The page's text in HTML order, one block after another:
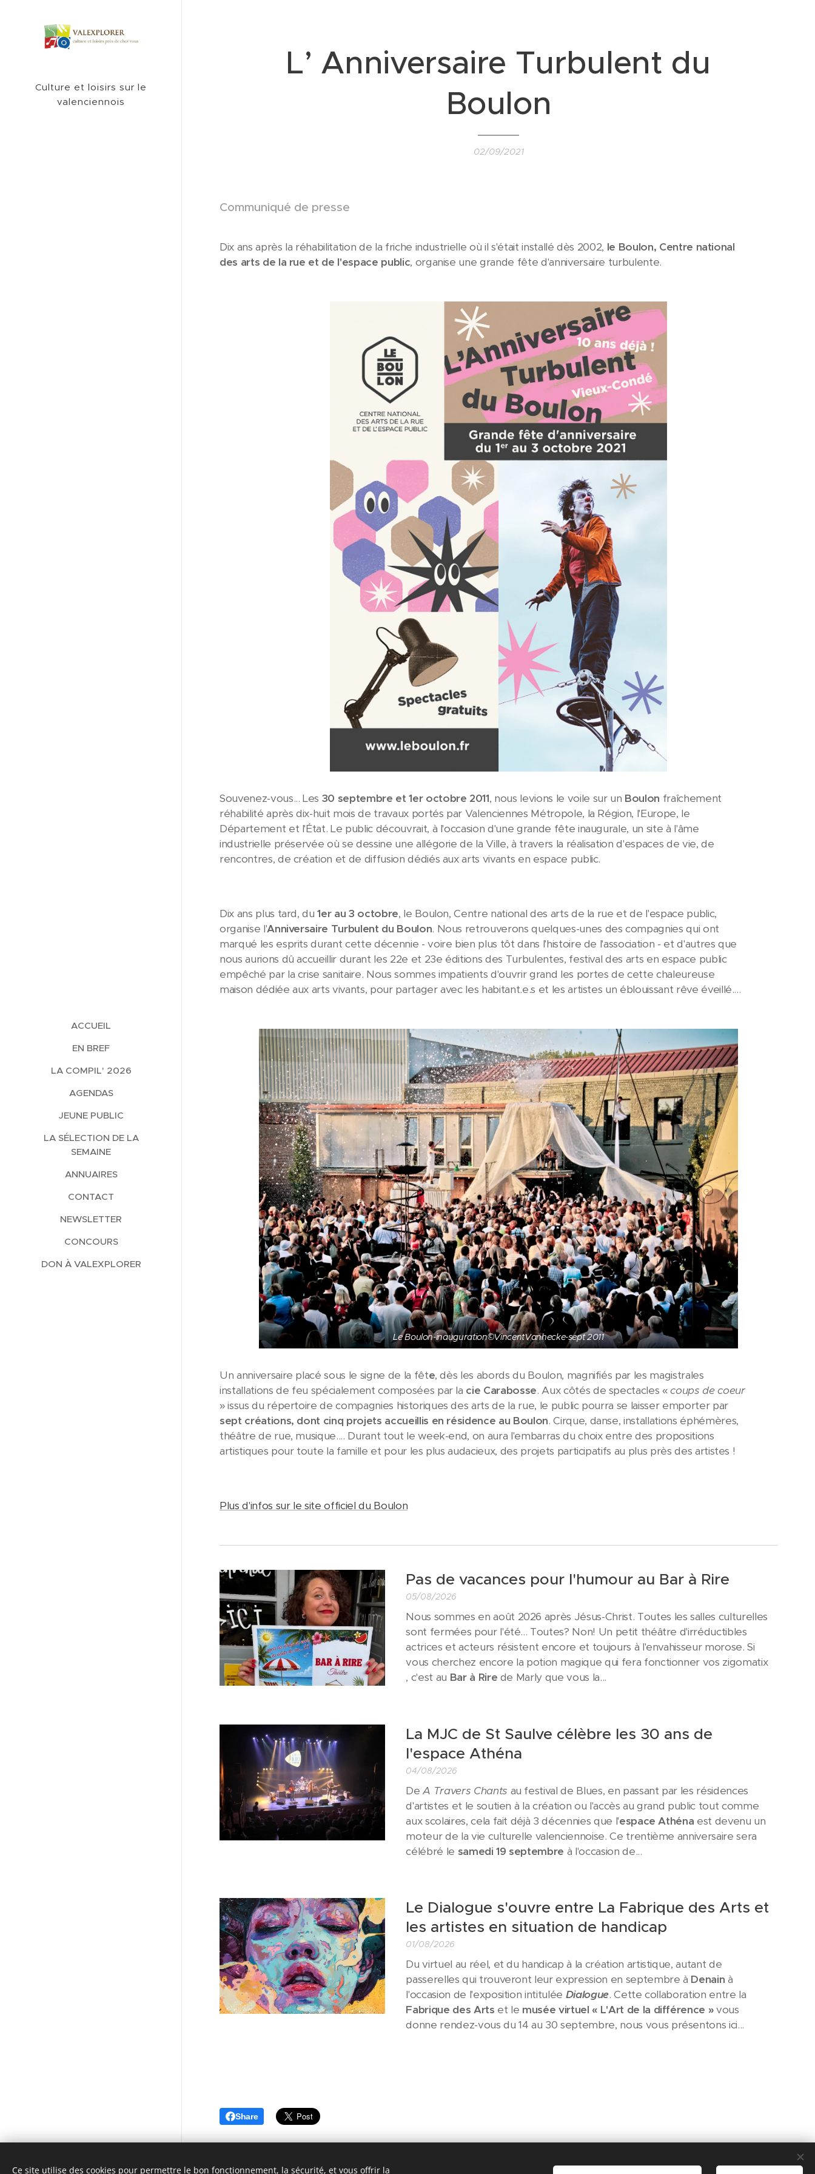
Culture et loisirs sur le
valenciennois
ACCUEIL
EN BREF
LA COMPIL' 2026
AGENDAS
JEUNE PUBLIC
LA SÉLECTION DE LA
SEMAINE
ANNUAIRES
CONTACT
NEWSLETTER
CONCOURS
DON À VALEXPLORER
L’ Anniversaire Turbulent du
Boulon
02/09/2021
Communiqué de presse
Dix ans après la réhabilitation de la friche industrielle où il s'était installé dès 2002, le Boulon, Centre national
des arts de la rue et de l'espace public, organise une grande fête d'anniversaire turbulente.
Souvenez-vous... Les 30 septembre et 1er octobre 2011, nous levions le voile sur un Boulon fraîchement
réhabilité après dix-huit mois de travaux portés par Valenciennes Métropole, la Région, l'Europe, le
Département et l'État. Le public découvrait, à l'occasion d'une grande fête inaugurale, un site à l'âme
industrielle préservée où se dessine une allégorie de la Ville, à travers la réalisation d'espaces de vie, de
rencontres, de création et de diffusion dédiés aux arts vivants en espace public.
Dix ans plus tard, du1er au 3 octobre, le Boulon, Centre national des arts de la rue et de l'espace public,
organise l'Anniversaire Turbulent du Boulon. Nous retrouverons quelques-unes des compagnies qui ont
marqué les esprits durant cette décennie - voire bien plus tôt dans l'histoire de l'association - et d'autres que
nous aurions dû accueillir durant les 22e et 23e éditions des Turbulentes, festival des arts en espace public
empêché par la crise sanitaire. Nous sommes impatients d'ouvrir grand les portes de cette chaleureuse
maison dédiée aux arts vivants, pour partager avec les habitant.e.s et les artistes un éblouissant rêve éveillé....
Le Boulon-inauguration©VincentVanhecke-sept 2011
Un anniversaire placé sous le signe de la fête, dès les abords du Boulon, magnifiés par les magistrales
installations de feu spécialement composées par la cie Carabosse. Aux côtés de spectacles «coups de coeur
» issus du répertoire de compagnies historiques des arts de la rue, le public pourra se laisser emporter par
sept créations, dont cinq projets accueillis en résidence au Boulon. Cirque, danse, installations éphémères,
théâtre de rue, musique.... Durant tout le week-end, on aura l'embarras du choix entre des propositions
artistiques pour toute la famille et pour les plus audacieux, des projets participatifs au plus près des artistes !
Plus d'infos sur le site officiel du Boulon
Pas de vacances pour l'humour au Bar à Rire
05/08/2026
Nous sommes en août 2026 après Jésus-Christ. Toutes les salles culturelles
sont fermées pour l'été... Toutes? Non! Un petit théâtre d'irréductibles
actrices et acteurs résistent encore et toujours à l'envahisseur morose. Si
vous cherchez encore la potion magique qui fera fonctionner vos zigomatix
, c'est au Bar à Rire de Marly que vous la...
La MJC de St Saulve célèbre les 30 ans de
l'espace Athéna
04/08/2026
DeA Travers Chants au festival de Blues, en passant par les résidences
d'artistes et le soutien à la création ou l'accès au grand public tout comme
aux scolaires, cela fait déjà 3 décennies que l'espace Athéna est devenu un
moteur de la vie culturelle valenciennoise. Ce trentième anniversaire sera
célébré le samedi 19 septembre à l'occasion de...
Le Dialogue s'ouvre entre La Fabrique des Arts et
les artistes en situation de handicap
01/08/2026
Du virtuel au réel, et du handicap à la création artistique, autant de
passerelles qui trouveront leur expression en septembre à Denain à
l'occasion de l'exposition intitulée Dialogue. Cette collaboration entre la
Fabrique des Arts et le musée virtuel « L'Art de la différence »vous
donne rendez-vous du 14 au 30 septembre, nous vous présentons ici...
Share
Ce site utilise des cookies pour permettre le bon fonctionnement, la sécurité, et vous offrir la